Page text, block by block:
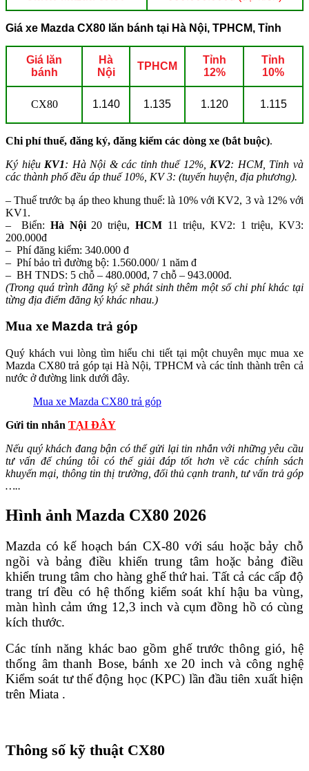
Giá xe Mazda CX80 lăn bánh tại Hà Nội, TPHCM, Tỉnh
Giá lăn
bánh
Hà
Nội
TPHCM
Tỉnh
12%
Tỉnh
10%
CX80 1.140 1.135 1.120 1.115
Chi phí thuế, đăng ký, đăng kiểm các dòng xe (bắt buộc).
Ký hiệu KV1: Hà Nội & các tỉnh thuế 12%, KV2: HCM, Tỉnh và
các thành phố đều áp thuế 10%, KV 3: (tuyến huyện, địa phương).
– Thuế trước bạ áp theo khung thuế: là 10% với KV2, 3 và 12% với
KV1.
– Biển:Hà Nội20 triệu, HCM11 triệu, KV2: 1 triệu, KV3:
200.000đ
– Phí đăng kiểm: 340.000 đ
– Phí bảo trì đường bộ: 1.560.000/ 1 năm đ
– BH TNDS: 5 chỗ – 480.000đ, 7 chỗ – 943.000đ.
(Trong quá trình đăng ký sẽ phát sinh thêm một số chi phí khác tại
từng địa điểm đăng ký khác nhau.)
Mua xe Mazda trả góp
Quý khách vui lòng tìm hiểu chi tiết tại một chuyên mục mua xe
Mazda CX80 trả góp tại Hà Nội, TPHCM và các tỉnh thành trên cả
nước ở đường link dưới đây.
Mua xe Mazda CX80 trả góp
Gửi tin nhắn TẠI ĐÂY
Nếu quý khách đang bận có thể gửi lại tin nhắn với những yêu cầu
tư vấn để chúng tôi có thể giải đáp tốt hơn về các chính sách
khuyến mại, thông tin thị trường, đối thủ cạnh tranh, tư vấn trả góp
…..
Hình ảnh Mazda CX80 2026
Mazda có kế hoạch bán CX-80 với sáu hoặc bảy chỗ
ngồi và bảng điều khiển trung tâm hoặc bảng điều
khiển trung tâm cho hàng ghế thứ hai. Tất cả các cấp độ
trang trí đều có hệ thống kiểm soát khí hậu ba vùng,
màn hình cảm ứng 12,3 inch và cụm đồng hồ có cùng
kích thước.
Các tính năng khác bao gồm ghế trước thông gió, hệ
thống âm thanh Bose, bánh xe 20 inch và công nghệ
Kiểm soát tư thế động học (KPC) lần đầu tiên xuất hiện
trên Miata .
Thông số kỹ thuật CX80